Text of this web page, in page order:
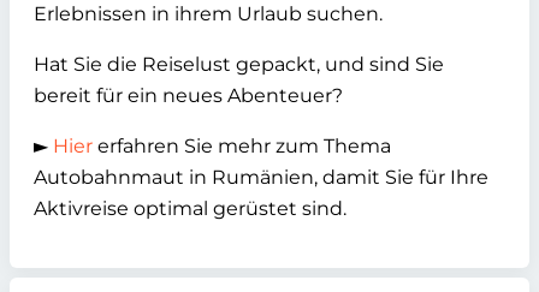
Erlebnissen in ihrem Urlaub suchen.
Hat Sie die Reiselust gepackt, und sind Sie
bereit für ein neues Abenteuer?
► Hier erfahren Sie mehr zum Thema
Autobahnmaut in Rumänien, damit Sie für Ihre
Aktivreise optimal gerüstet sind.